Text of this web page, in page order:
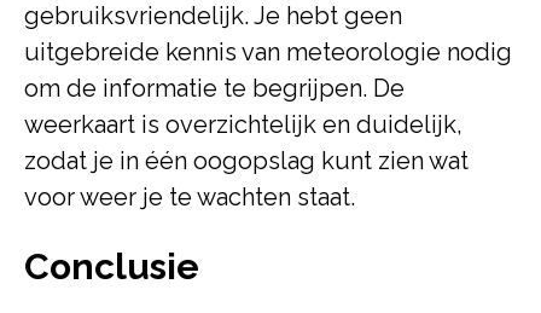
gebruiksvriendelijk. Je hebt geen
uitgebreide kennis van meteorologie nodig
om de informatie te begrijpen. De
weerkaart is overzichtelijk en duidelijk,
zodat je in één oogopslag kunt zien wat
voor weer je te wachten staat.
Conclusie